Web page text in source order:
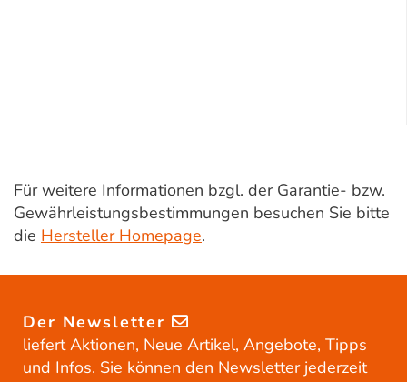
Für weitere Informationen bzgl. der Garantie- bzw.
Gewährleistungsbestimmungen besuchen Sie bitte
die Hersteller Homepage.
Der Newsletter
liefert Aktionen, Neue Artikel, Angebote, Tipps
und Infos. Sie können den Newsletter jederzeit